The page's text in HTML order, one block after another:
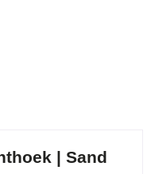
| Sand